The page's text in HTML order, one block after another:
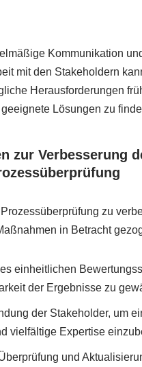
Kommunikation
mit den Stakeholdern
Herausforderungen
Lösungen zu
zur Verbesserung
zu
in Betracht
einheitlichen
der Ergebnisse zu
der Stakeholder, um
vielfältige Expertise
und